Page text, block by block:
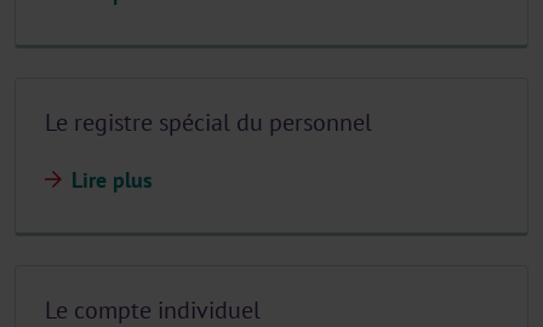
Le registre spécial du personnel
Lire plus
Le compte individuel